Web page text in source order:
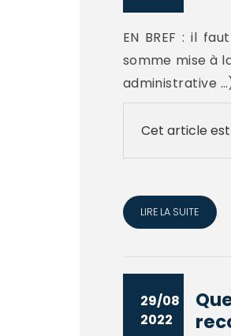
EN BREF : il
somme mise à
administrative
Cet article
LIRE LA SUITE
29/08
2022